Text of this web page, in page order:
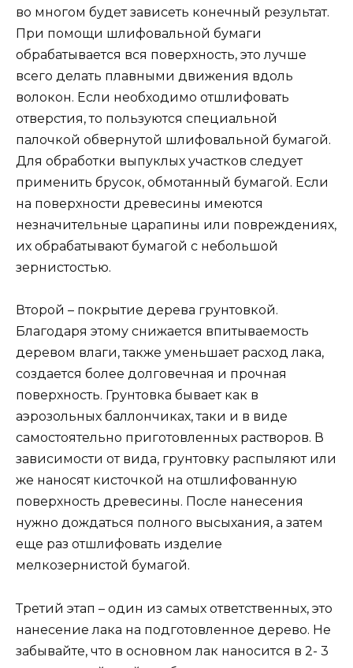
во многом будет зависеть конечный результат.
При помощи шлифовальной бумаги
обрабатывается вся поверхность, это лучше
всего делать плавными движения вдоль
волокон. Если необходимо отшлифовать
отверстия, то пользуются специальной
палочкой обвернутой шлифовальной бумагой.
Для обработки выпуклых участков следует
применить брусок, обмотанный бумагой. Если
на поверхности древесины имеются
незначительные царапины или повреждениях,
их обрабатывают бумагой с небольшой
зернистостью.
Второй – покрытие дерева грунтовкой.
Благодаря этому снижается впитываемость
деревом влаги, также уменьшает расход лака,
создается более долговечная и прочная
поверхность. Грунтовка бывает как в
аэрозольных баллончиках, таки и в виде
самостоятельно приготовленных растворов. В
зависимости от вида, грунтовку распыляют или
же наносят кисточкой на отшлифованную
поверхность древесины. После нанесения
нужно дождаться полного высыхания, а затем
еще раз отшлифовать изделие
мелкозернистой бумагой.
Третий этап – один из самых ответственных, это
нанесение лака на подготовленное дерево. Не
забывайте, что в основном лак наносится в 2- 3